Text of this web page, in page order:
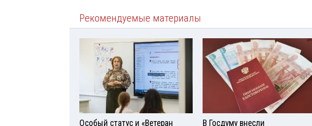
Рекомендуемые материалы
Особый статус и «Ветеран
В Госдуму внесли